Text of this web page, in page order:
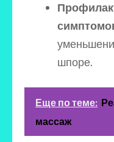
шпоре.
Еще по теме:
массаж